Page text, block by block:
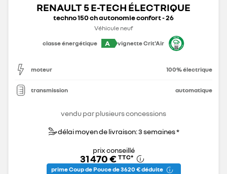
RENAULT 5 E-TECH ÉLECTRIQUE
techno 150 ch autonomie confort - 26
Véhicule neuf
classe énergétique
A vignette Crit'Air
moteur 100% électrique
transmission automatique
vendu par plusieurs concessions
délai moyen de livraison: 3 semaines *
prix conseillé
31 470 € TTC*
prime Coup de Pouce de 3 620 € déduite